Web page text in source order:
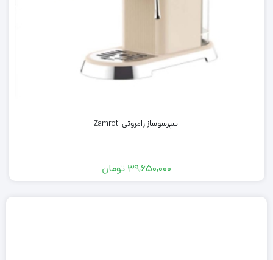
اسپرسوساز زامروتی Zamroti
۳۹,۶۵۰,۰۰۰ تومان